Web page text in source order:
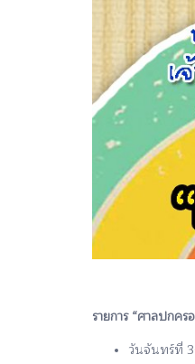
รายการ “ศาลปกค
วันจันทร์ที่